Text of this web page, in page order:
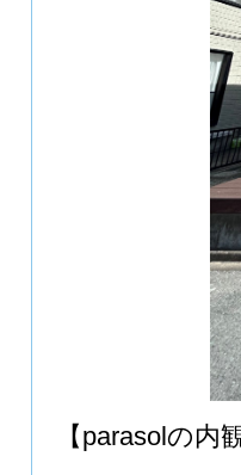
【parasolの内